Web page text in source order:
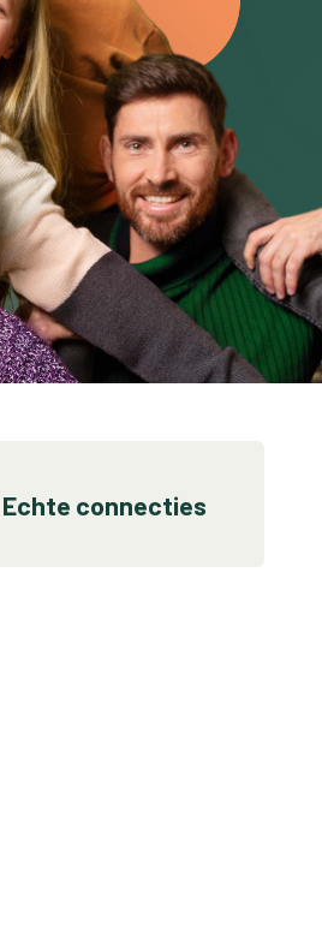
Echte connecties